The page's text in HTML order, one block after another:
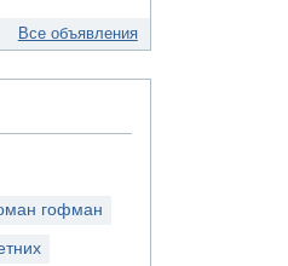
Все объявления
гофман